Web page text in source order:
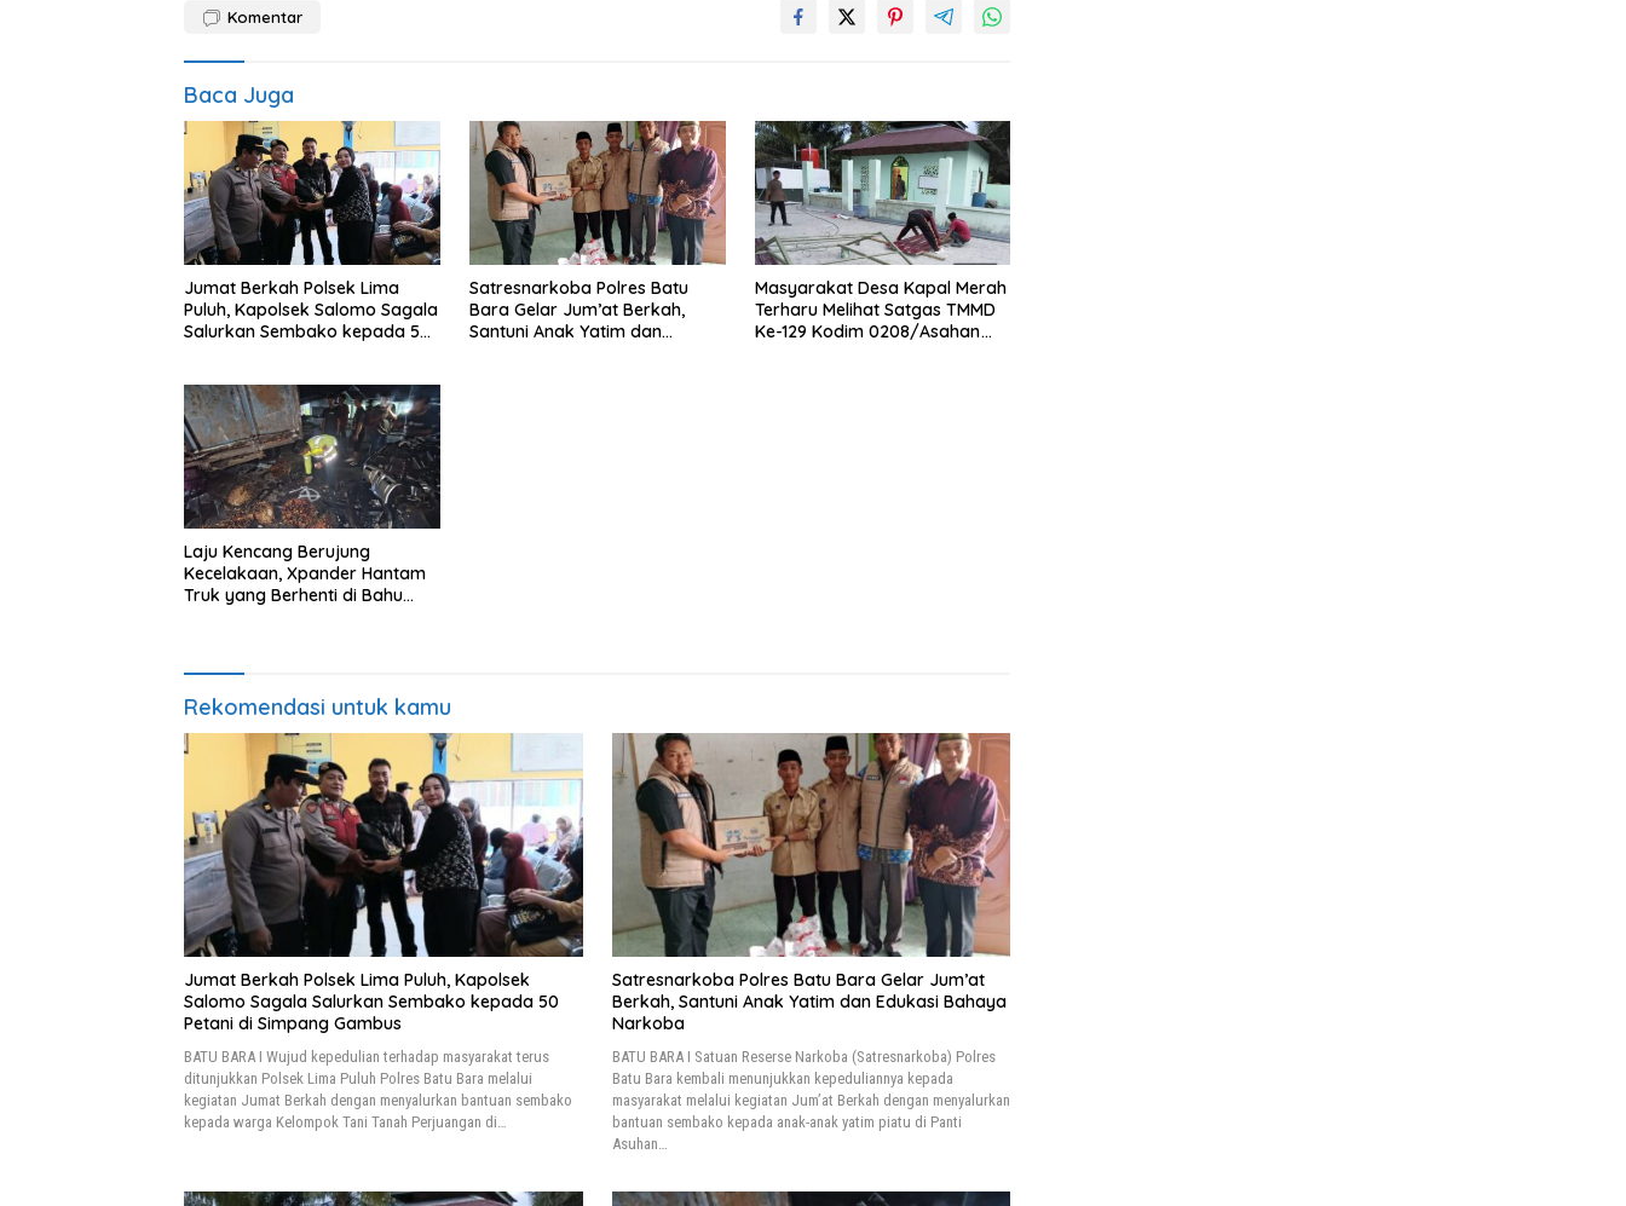
Komentar
Baca Juga
Jumat Berkah Polsek Lima
Puluh, Kapolsek Salomo Sagala
Salurkan Sembako kepada 50
Satresnarkoba Polres Batu
Bara Gelar Jum’at Berkah,
Santuni Anak Yatim dan
Masyarakat Desa Kapal Merah
Terharu Melihat Satgas TMMD
Ke-129 Kodim 0208/Asahan
Laju Kencang Berujung
Kecelakaan, Xpander Hantam
Truk yang Berhenti di Bahu
Rekomendasi untuk kamu
Jumat Berkah Polsek Lima Puluh, Kapolsek
Salomo Sagala Salurkan Sembako kepada 50
Petani di Simpang Gambus
BATU BARA I Wujud kepedulian terhadap masyarakat terus
ditunjukkan Polsek Lima Puluh Polres Batu Bara melalui
kegiatan Jumat Berkah dengan menyalurkan bantuan sembako
kepada warga Kelompok Tani Tanah Perjuangan di…
Satresnarkoba Polres Batu Bara Gelar Jum’at
Berkah, Santuni Anak Yatim dan Edukasi Bahaya
Narkoba
BATU BARA I Satuan Reserse Narkoba (Satresnarkoba) Polres
Batu Bara kembali menunjukkan kepeduliannya kepada
masyarakat melalui kegiatan Jum’at Berkah dengan menyalurkan
bantuan sembako kepada anak-anak yatim piatu di Panti
Asuhan…